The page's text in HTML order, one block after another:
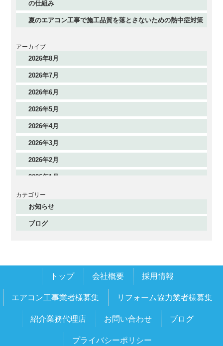
の仕組み
夏のエアコン工事で施工品質を落とさないための熱中症対策
アーカイブ
2026年8月
2026年7月
2026年6月
2026年5月
2026年4月
2026年3月
2026年2月
2026年1月
2025年12月
2025年11月
2025年10月
2025年7月
2025年6月
カテゴリー
お知らせ
ブログ
トップ 会社概要 採用情報
エアコン工事業者様募集 リフォーム協力業者様募集
紹介業務代理店 お問い合わせ ブログ
プライバシーポリシー